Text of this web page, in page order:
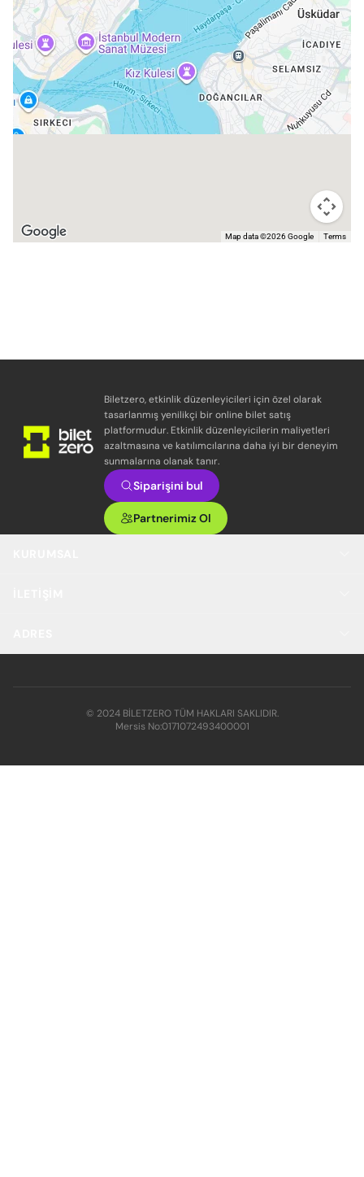
Map data ©2026 Google Terms
Biletzero, etkinlik düzenleyicileri için özel olarak
tasarlanmış yenilikçi bir online bilet satış
platformudur. Etkinlik düzenleyicilerin maliyetleri
azaltmasına ve katılımcılarına daha iyi bir deneyim
sunmalarına olanak tanır.
Siparişini bul
Partnerimiz Ol
© 2024 BİLETZERO TÜM HAKLARI SAKLIDIR.
Mersis No:0171072493400001